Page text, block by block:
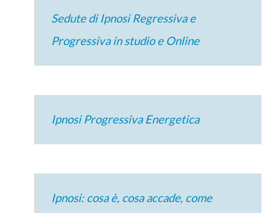
Sedute di Ipnosi Regressiva e
Progressiva in studio e Online
Ipnosi Progressiva Energetica
Ipnosi: cosa è, cosa accade, come